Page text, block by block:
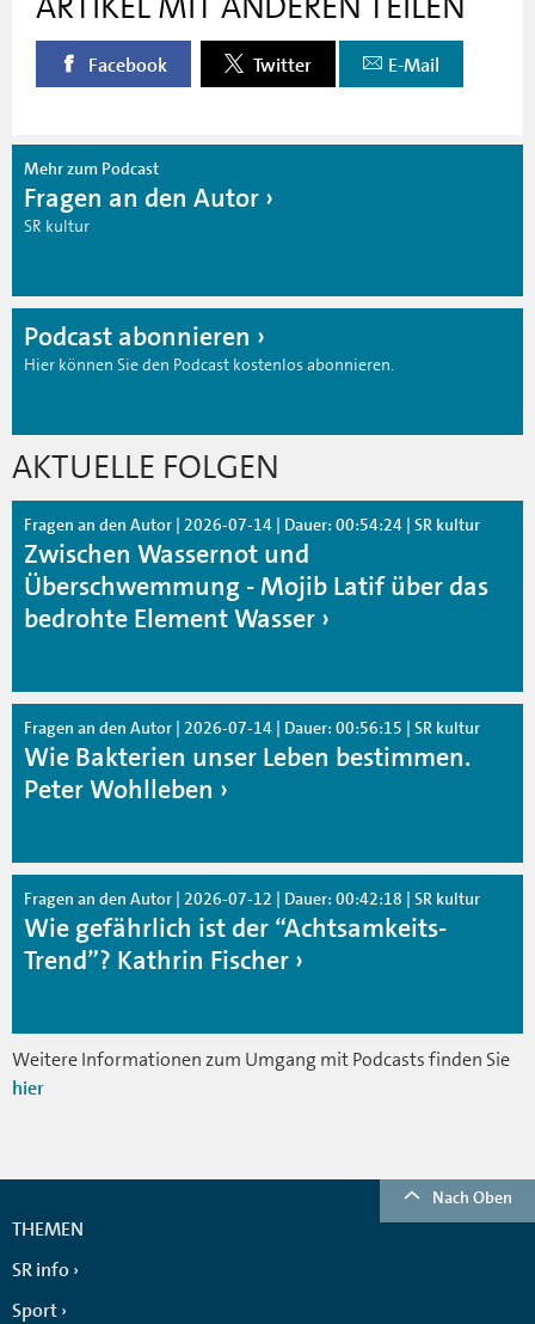
Facebook Twitter E-Mail
Mehr zum Podcast
Fragen an den Autor
SR kultur
Podcast abonnieren
Hier können Sie den Podcast kostenlos abonnieren.
AKTUELLE FOLGEN
Fragen an den Autor | 2026-07-14 | Dauer: 00:54:24 | SR kultur
Zwischen Wassernot und
Überschwemmung - Mojib Latif über das
bedrohte Element Wasser
Fragen an den Autor | 2026-07-14 | Dauer: 00:56:15 | SR kultur
Wie Bakterien unser Leben bestimmen.
Peter Wohlleben
Fragen an den Autor | 2026-07-12 | Dauer: 00:42:18 | SR kultur
Wie gefährlich ist der “Achtsamkeits-
Trend”? Kathrin Fischer
Weitere Informationen zum Umgang mit Podcasts finden Sie
hier
Nach Oben
THEMEN
SR info
Sport